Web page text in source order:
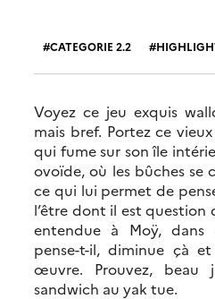
CATEGORIE 2.2
Voyez ce jeu exquis
mais bref. Portez ce
qui fume sur son île
ovoïde, où les bûches se
ce qui lui permet de
l’être dont il est question
entendue à Moÿ, dans
pense-t-il, diminue çà
œuvre. Prouvez, beau
sandwich au yak tue.